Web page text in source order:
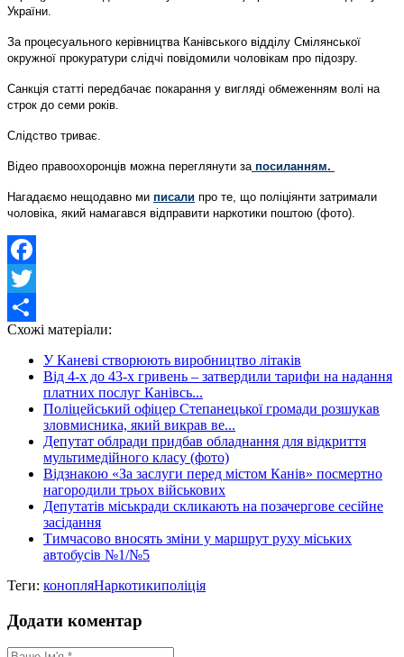
України.
За процесуального керівництва Канівського відділу Смілянської
окружної прокуратури слідчі повідомили чоловікам про підозру.
Санкція статті передбачає покарання у вигляді обмеженням волі на
строк до семи років.
Слідство триває.
Відео правоохоронців можна переглянути за посиланням.
Нагадаємо нещодавно ми писали про те, що поліціянти затримали
чоловіка, який намагався відправити наркотики поштою (фото).
Facebook
Twitter
Share
Схожі матеріали:
У Каневі створюють виробництво літаків
Від 4-х до 43-х гривень – затвердили тарифи на надання
платних послуг Канівсь...
Поліцейський офіцер Степанецької громади розшукав
зловмисника, який викрав ве...
Депутат облради придбав обладнання для відкриття
мультимедійного класу (фото)
Відзнакою «За заслуги перед містом Канів» посмертно
нагородили трьох військових
Депутатів міськради скликають на позачергове сесійне
засідання
Тимчасово вносять зміни у маршрут руху міських
автобусів №1/№5
Теги: конопляНаркотикиполіція
Додати коментар